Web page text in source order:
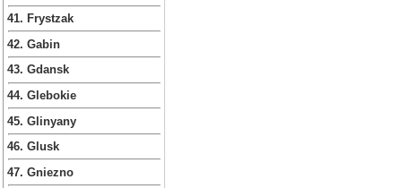
41. Frystzak
42. Gabin
43. Gdansk
44. Glebokie
45. Glinyany
46. Glusk
47. Gniezno